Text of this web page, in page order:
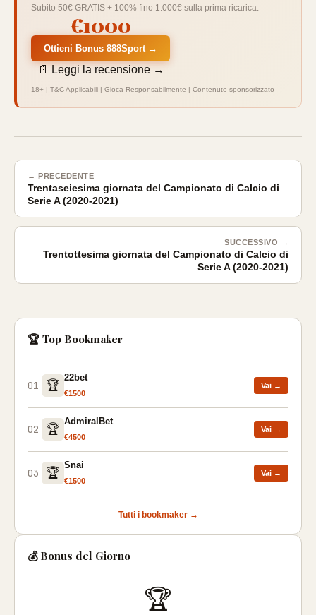
Subito 50€ GRATIS + 100% fino 1.000€ sulla prima ricarica.
€1000
Ottieni Bonus 888Sport →
📄 Leggi la recensione →
18+ | T&C Applicabili | Gioca Responsabilmente | Contenuto sponsorizzato
← PRECEDENTE
Trentaseiesima giornata del Campionato di Calcio di
Serie A (2020-2021)
SUCCESSIVO →
Trentottesima giornata del Campionato di Calcio di
Serie A (2020-2021)
🏆 Top Bookmaker
01 🏆
22bet
€1500
Vai →
02 🏆
AdmiralBet
€4500
Vai →
03 🏆
Snai
€1500
Vai →
Tutti i bookmaker →
💰 Bonus del Giorno
🏆